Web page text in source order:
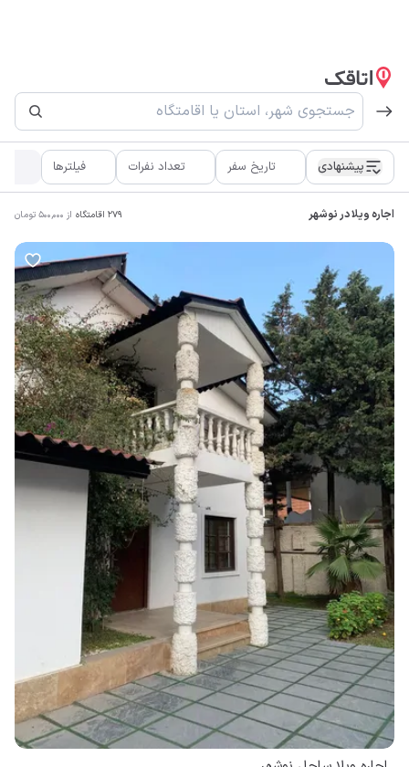
پیشنهادی تاریخ سفر تعداد نفرات فیلترها
اجاره ویلا در نوشهر 279 اقامتگاه از 500,000 تومان